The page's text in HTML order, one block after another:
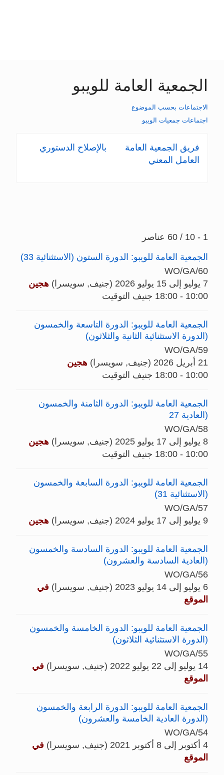
الجمعية العامة للويبو
الاجتماعات بحسب الموضوع
اجتماعات جمعيات الويبو
فريق الجمعية العامة
العامل المعني
بالإصلاح الدستوري
1 - 10 / 60 عناصر
الجمعية العامة للويبو: الدورة الستون (الاستثنائية 33)
WO/GA/60
7 يوليو إلى 15 يوليو 2026 (جنيف, سويسرا)
هجين
10:00 - 18:00 جنيف التوقيت
الجمعية العامة للويبو: الدورة التاسعة والخمسون
(الدورة الاستثنائية الثانية والثلاثون)
WO/GA/59
21 أبريل 2026 (جنيف, سويسرا)
هجين
10:00 - 18:00 جنيف التوقيت
الجمعية العامة للويبو: الدورة الثامنة والخمسون
(العادية 27
WO/GA/58
8 يوليو إلى 17 يوليو 2025 (جنيف, سويسرا)
هجين
10:00 - 18:00 جنيف التوقيت
الجمعية العامة للويبو: الدورة السابعة والخمسون
(الاستثنائية 31)
WO/GA/57
9 يوليو إلى 17 يوليو 2024 (جنيف, سويسرا)
هجين
الجمعية العامة للويبو: الدورة السادسة والخمسون
(العادية السادسة والعشرون)
WO/GA/56
6 يوليو إلى 14 يوليو 2023 (جنيف, سويسرا)
في
الموقع
الجمعية العامة للويبو: الدورة الخامسة والخمسون
(الدورة الاستثنائية الثلاثون)
WO/GA/55
14 يوليو إلى 22 يوليو 2022 (جنيف, سويسرا)
في
الموقع
الجمعية العامة للويبو: الدورة الرابعة والخمسون
(الدورة العادية الخامسة والعشرون)
WO/GA/54
4 أكتوبر إلى 8 أكتوبر 2021 (جنيف, سويسرا)
في
الموقع